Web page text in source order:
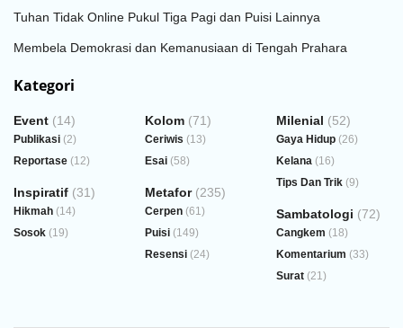
Tuhan Tidak Online Pukul Tiga Pagi dan Puisi Lainnya
Membela Demokrasi dan Kemanusiaan di Tengah Prahara
Kategori
Event (14)
Publikasi (2)
Reportase (12)
Inspiratif (31)
Hikmah (14)
Sosok (19)
Kolom (71)
Ceriwis (13)
Esai (58)
Metafor(235)
Cerpen (61)
Puisi (149)
Resensi (24)
Milenial (52)
Gaya Hidup (26)
Kelana (16)
Tips Dan Trik (9)
Sambatologi (72)
Cangkem (18)
Komentarium (33)
Surat (21)